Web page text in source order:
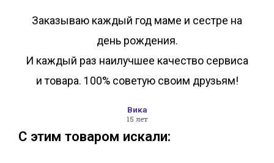
Заказываю каждый год маме и сестре на
день рождения.
И каждый раз наилучшее качество сервиса
и товара. 100% советую своим друзьям!
Вика
15 лет
С этим товаром искали: